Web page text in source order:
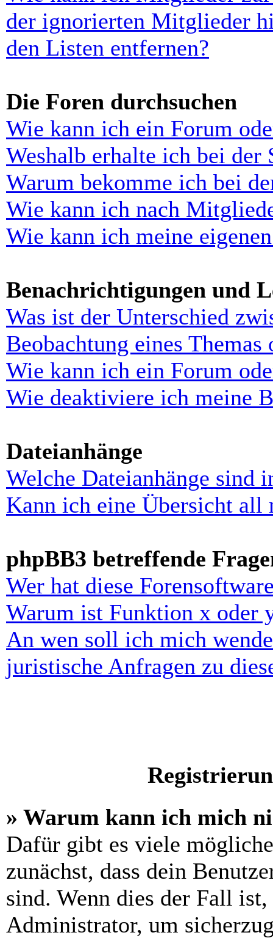
der ignorierten Mitglieder
den Listen entfernen?
Die Foren durchsuchen
Wie kann ich ein Forum
Weshalb erhalte ich bei der
Warum bekomme ich bei
Wie kann ich nach
Wie kann ich meine
Benachrichtigungen und
Was ist der Unterschied
Beobachtung eines Themas
Wie kann ich ein Forum
Wie deaktiviere ich meine
Dateianhänge
Welche Dateianhänge sind
Kann ich eine Übersicht all
phpBB3 betreffende
Wer hat diese
Warum ist Funktion x oder
An wen soll ich mich
juristische Anfragen zu
» Warum kann ich mich
Dafür gibt es viele
zunächst, dass dein
sind. Wenn dies der Fall
Administrator, um